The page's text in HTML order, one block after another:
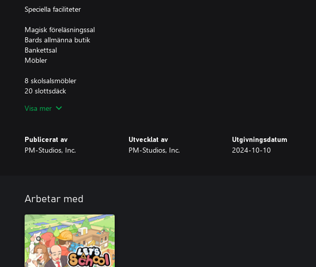
Speciella faciliteter
Magisk föreläsningssal
Bards allmänna butik
Bankettsal
Möbler
8 skolsalsmöbler
20 slottsdäck
10 slotts dörr-/fönsterkombinationer
1 underjordisk slotttunnel
9 möbler till speciella faciliteter
Magisk trollstav
Häxkvast
Jongleringsbollar
Arkansk rostad kyckling
Kunglig biff
Honungsglaserad potatismos
Kurs
Visa mer
Publicerat av
PM-Studios, Inc.
Utvecklat av
PM-Studios, Inc.
Utgivningsdatum
2024-10-10
Arbetar med